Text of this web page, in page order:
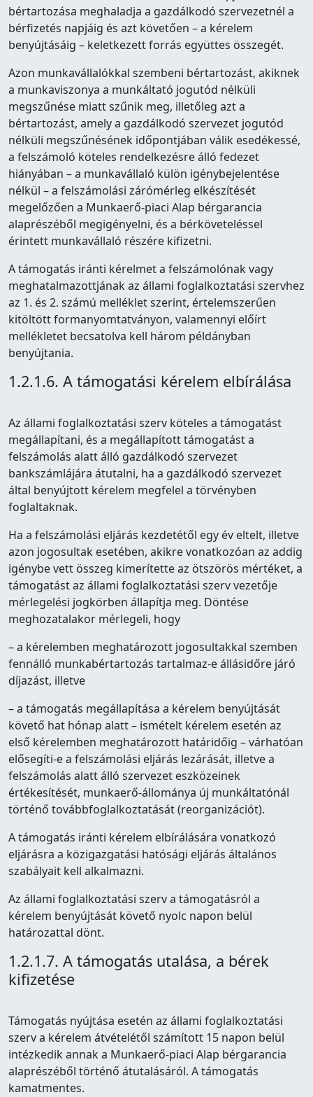
bértartozása meghaladja a gazdálkodó szervezetnél a
bérfizetés napjáig és azt követően – a kérelem
benyújtásáig – keletkezett forrás együttes összegét.
Azon munkavállalókkal szembeni bértartozást, akiknek
a munkaviszonya a munkáltató jogutód nélküli
megszűnése miatt szűnik meg, illetőleg azt a
bértartozást, amely a gazdálkodó szervezet jogutód
nélküli megszűnésének időpontjában válik esedékessé,
a felszámoló köteles rendelkezésre álló fedezet
hiányában – a munkavállaló külön igénybejelentése
nélkül – a felszámolási zárómérleg elkészítését
megelőzően a Munkaerő-piaci Alap bérgarancia
alaprészéből megigényelni, és a bérköveteléssel
érintett munkavállaló részére kifizetni.
A támogatás iránti kérelmet a felszámolónak vagy
meghatalmazottjának az állami foglalkoztatási szervhez
az 1. és 2. számú melléklet szerint, értelemszerűen
kitöltött formanyomtatványon, valamennyi előírt
mellékletet becsatolva kell három példányban
benyújtania.
1.2.1.6. A támogatási kérelem elbírálása
Az állami foglalkoztatási szerv köteles a támogatást
megállapítani, és a megállapított támogatást a
felszámolás alatt álló gazdálkodó szervezet
bankszámlájára átutalni, ha a gazdálkodó szervezet
által benyújtott kérelem megfelel a törvényben
foglaltaknak.
Ha a felszámolási eljárás kezdetétől egy év eltelt, illetve
azon jogosultak esetében, akikre vonatkozóan az addig
igénybe vett összeg kimerítette az ötszörös mértéket, a
támogatást az állami foglalkoztatási szerv vezetője
mérlegelési jogkörben állapítja meg. Döntése
meghozatalakor mérlegeli, hogy
– a kérelemben meghatározott jogosultakkal szemben
fennálló munkabértartozás tartalmaz-e állásidőre járó
díjazást, illetve
– a támogatás megállapítása a kérelem benyújtását
követő hat hónap alatt – ismételt kérelem esetén az
első kérelemben meghatározott határidőig – várhatóan
elősegíti-e a felszámolási eljárás lezárását, illetve a
felszámolás alatt álló szervezet eszközeinek
értékesítését, munkaerő-állománya új munkáltatónál
történő továbbfoglalkoztatását (reorganizációt).
A támogatás iránti kérelem elbírálására vonatkozó
eljárásra a közigazgatási hatósági eljárás általános
szabályait kell alkalmazni.
Az állami foglalkoztatási szerv a támogatásról a
kérelem benyújtását követő nyolc napon belül
határozattal dönt.
1.2.1.7. A támogatás utalása, a bérek
kifizetése
Támogatás nyújtása esetén az állami foglalkoztatási
szerv a kérelem átvételétől számított 15 napon belül
intézkedik annak a Munkaerő-piaci Alap bérgarancia
alaprészéből történő átutalásáról. A támogatás
kamatmentes.